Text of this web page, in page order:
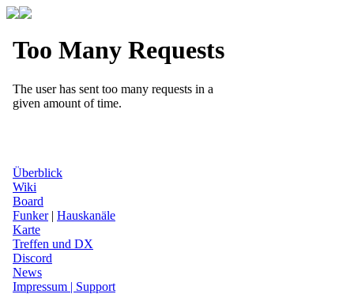
Überblick
Wiki
Board
Funker| Hauskanäle
Karte
Treffen und DX
Discord
News
Impressum | Support